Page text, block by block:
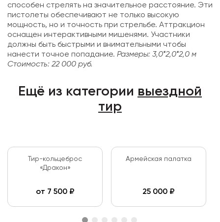
способен стрелять на значительное расстояние. Эти
пистолеты обеспечивают не только высокую
мощность, но и точность при стрельбе. Аттракцион
оснащен интерактивными мишенями. Участники
должны быть быстрыми и внимательными чтобы
нанести точное попадание. Размеры: 3,0*2,0*2,0 м
Стоимость: 22 000 руб.
Ещё из категории выездной
тир
Тир-кольцеброс
«Дракон»
от 7 500₽
Армейская палатка
25 000 ₽